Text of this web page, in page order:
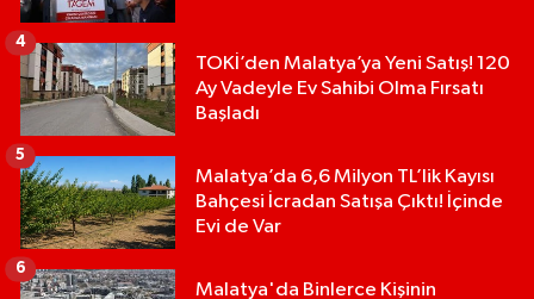
TOKİ’den Malatya’ya Yeni Satış! 120
Ay Vadeyle Ev Sahibi Olma Fırsatı
Başladı
4
Malatya’da 6,6 Milyon TL’lik Kayısı
Bahçesi İcradan Satışa Çıktı! İçinde
Evi de Var
5
Malatya'da Binlerce Kişinin
6